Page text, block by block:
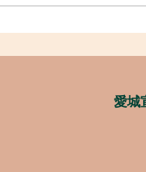
復活節聯合敬
愛城